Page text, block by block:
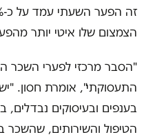
הצמצום שלו איטי יותר
"הסבר מרכזי לפערי השכר
התעסוקתי", אומרת חסון.
בענפים ובעיסוקים נבדלים,
הטיפול והשירותים, שהשכר